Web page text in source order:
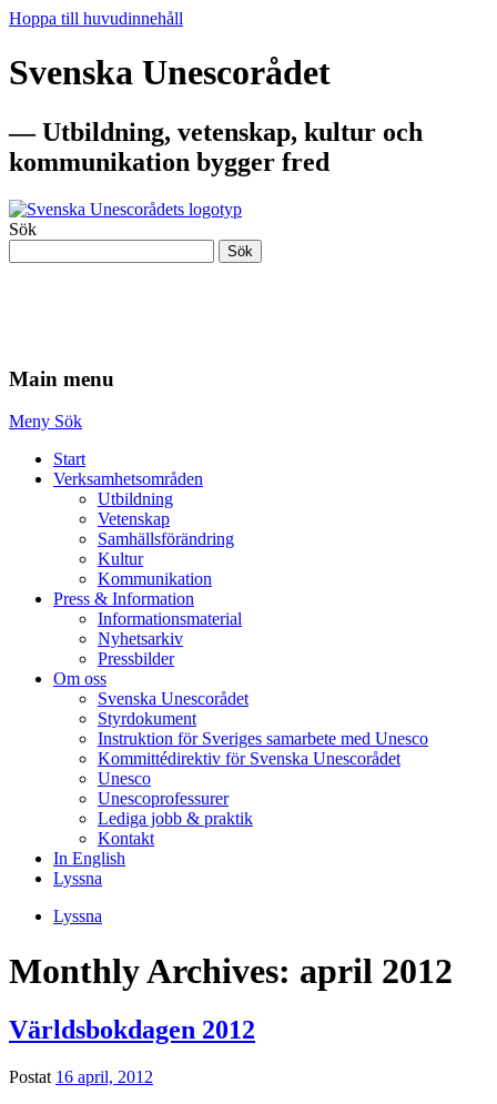
Hoppa till huvudinnehåll
Svenska Unescorådet
— Utbildning, vetenskap, kultur och
kommunikation bygger fred
Sök
Sök
Main menu
Meny Sök
Start
Verksamhetsområden
Utbildning
Vetenskap
Samhällsförändring
Kultur
Kommunikation
Press & Information
Informationsmaterial
Nyhetsarkiv
Pressbilder
Om oss
Svenska Unescorådet
Styrdokument
Instruktion för Sveriges samarbete med Unesco
Kommittédirektiv för Svenska Unescorådet
Unesco
Unescoprofessurer
Lediga jobb & praktik
Kontakt
In English
Lyssna
Lyssna
Monthly Archives: april 2012
Världsbokdagen 2012
Postat 16 april, 2012